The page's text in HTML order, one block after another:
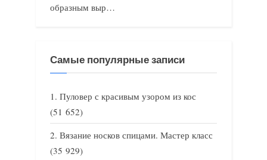
образным выр…
Самые популярные записи
Пуловер с красивым узором из кос
(51 652)
Вязание носков спицами. Мастер класс
(35 929)